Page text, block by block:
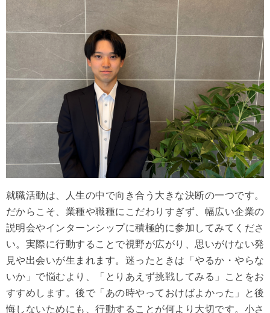
就職活動は、人生の中で向き合う大きな決断の一つです。
だからこそ、業種や職種にこだわりすぎず、幅広い企業の
説明会やインターンシップに積極的に参加してみてくださ
い。実際に行動することで視野が広がり、思いがけない発
見や出会いが生まれます。迷ったときは「やるか・やらな
いか」で悩むより、「とりあえず挑戦してみる」ことをお
すすめします。後で「あの時やっておけばよかった」と後
悔しないためにも、行動することが何より大切です。小さ